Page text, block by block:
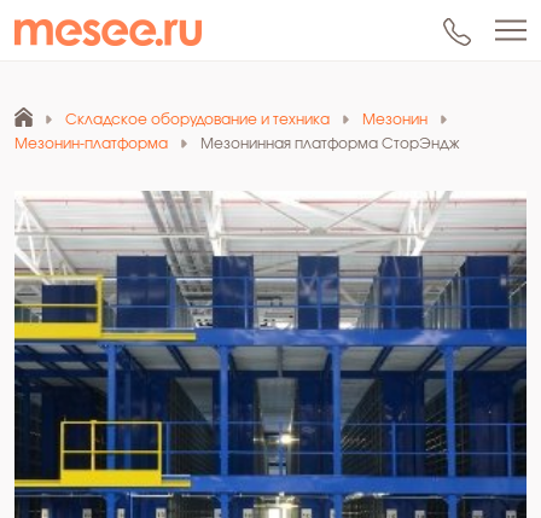
Складское оборудование и техника
Мезонин
Мезонин-платформа
Мезонинная платформа СторЭндж